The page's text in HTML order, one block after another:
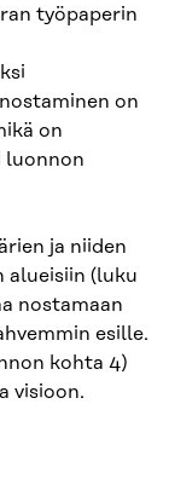
työpaperin
on
on
luonnon
ja niiden
alueisiin (luku
nostamaan
esille.
kohta 4)
visioon.